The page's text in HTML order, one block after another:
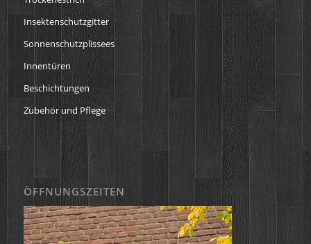
Insektenschutzgitter
Sonnenschutzplissees
Innentüren
Beschichtungen
Zubehör und Pflege
ÖFFNUNGSZEITEN